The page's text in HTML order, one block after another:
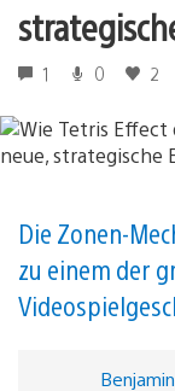
1 0 2
Die Zonen-
zu einem der